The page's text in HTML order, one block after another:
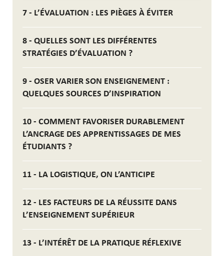
7 - L’ÉVALUATION : LES PIÈGES À ÉVITER
8 - QUELLES SONT LES DIFFÉRENTES
STRATÉGIES D’ÉVALUATION ?
9 - OSER VARIER SON ENSEIGNEMENT :
QUELQUES SOURCES D’INSPIRATION
10 - COMMENT FAVORISER DURABLEMENT
L’ANCRAGE DES APPRENTISSAGES DE MES
ÉTUDIANTS ?
11 - LA LOGISTIQUE, ON L’ANTICIPE
12 - LES FACTEURS DE LA RÉUSSITE DANS
L’ENSEIGNEMENT SUPÉRIEUR
13 - L’INTÉRÊT DE LA PRATIQUE RÉFLEXIVE